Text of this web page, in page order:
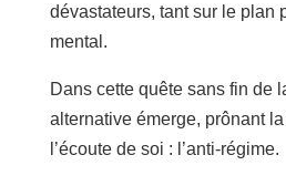
dévastateurs, tant sur le plan
mental.
Dans cette quête sans fin de
alternative émerge, prônant
l’écoute de soi : l’anti-régime.